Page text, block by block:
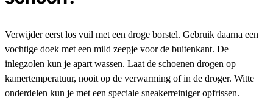
Verwijder eerst los vuil met een droge borstel. Gebruik daarna een
vochtige doek met een mild zeepje voor de buitenkant. De
inlegzolen kun je apart wassen. Laat de schoenen drogen op
kamertemperatuur, nooit op de verwarming of in de droger. Witte
onderdelen kun je met een speciale sneakerreiniger opfrissen.